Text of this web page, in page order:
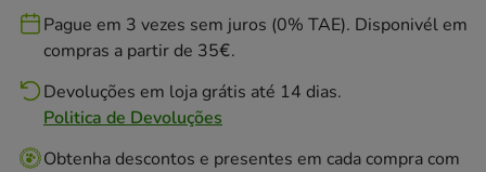
Pague em 3 vezes sem juros (0% TAE). Disponivél em
compras a partir de 35€.
Devoluções em loja grátis até 14 dias.
Politica de Devoluções
Obtenha descontos e presentes em cada compra com